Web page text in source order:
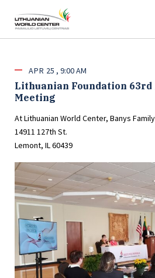
APR 25 9:00 AM
Lithuanian Foundation 63rd
Meeting
At Lithuanian World Center, Banys
14911 127th St.
Lemont, IL 60439